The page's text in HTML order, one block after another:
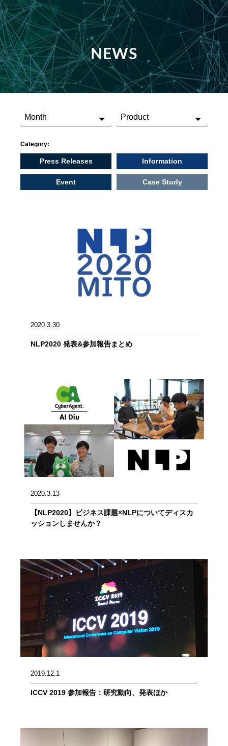
NEWS
Category:
Press Releases Information
Event Case Study
2020.3.30
NLP2020 発表&参加報告まとめ
2020.3.13
【NLP2020】ビジネス課題×NLPについてディスカ
ッションしませんか？
2019.12.1
ICCV 2019 参加報告：研究動向、発表ほか